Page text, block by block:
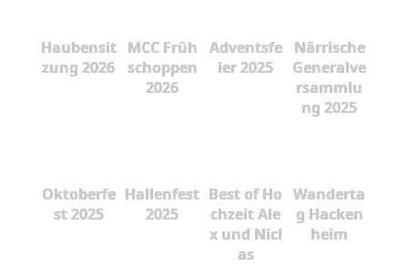
Haubensit
zung 2026
MCC Früh
schoppen
2026
Adventsfe
ier 2025
Närrische
Generalve
rsammlu
ng 2025
Oktoberfe
st 2025
Hallenfest
2025
Best of Ho
chzeit Ale
x und Nicl
as
Wanderta
g Hacken
heim